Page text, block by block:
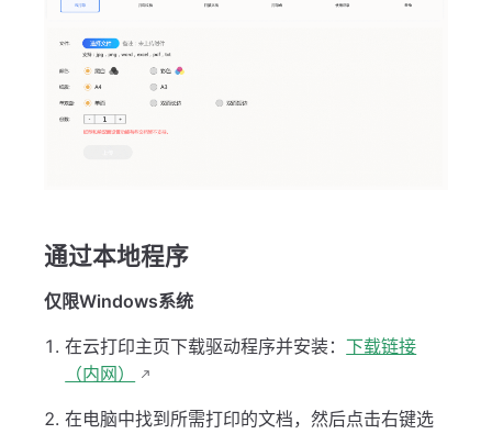
通过本地程序
仅限Windows系统
在云打印主页下载驱动程序并安装：下载链接
（内网）
在电脑中找到所需打印的文档，然后点击右键选